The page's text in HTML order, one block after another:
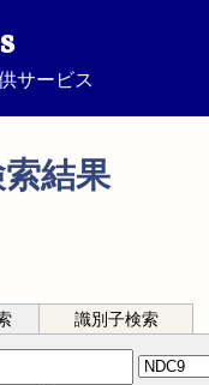
サービス
結果
識別子検索